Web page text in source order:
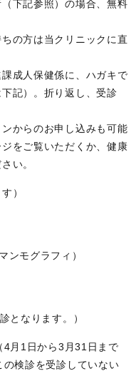
下記参照）の場合、無料
の方は当クリニックに直
成人保健係に、ハガキで
記）。折り返し、受診
からのお申し込みも可能
をご覧いただくか、健康
い。
）
ンモグラフィ）
となります。）
4月1日から3月31日まで
検診を受診していない